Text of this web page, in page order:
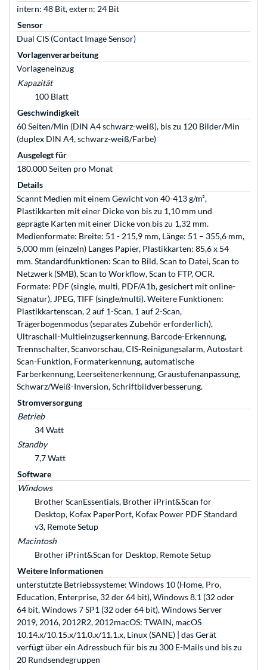
intern: 48 Bit, extern: 24 Bit
Sensor
Dual CIS (Contact Image Sensor)
Vorlagenverarbeitung
Vorlageneinzug
Kapazität
100 Blatt
Geschwindigkeit
60 Seiten/Min (DIN A4 schwarz-weiß), bis zu 120 Bilder/Min
(duplex DIN A4, schwarz-weiß/Farbe)
Ausgelegt für
180.000 Seiten pro Monat
Details
Scannt Medien mit einem Gewicht von 40-413 g/m²,
Plastikkarten mit einer Dicke von bis zu 1,10 mm und
geprägte Karten mit einer Dicke von bis zu 1,32 mm.
Medienformate: Breite: 51 - 215,9 mm, Länge: 51 – 355,6 mm,
5,000 mm (einzeln) Langes Papier, Plastikkarten: 85,6 x 54
mm. Standardfunktionen: Scan to Bild, Scan to Datei, Scan to
Netzwerk (SMB), Scan to Workflow, Scan to FTP, OCR.
Formate: PDF (single, multi, PDF/A1b, gesichert mit online-
Signatur), JPEG, TIFF (single/multi). Weitere Funktionen:
Plastikkartenscan, 2 auf 1-Scan, 1 auf 2-Scan,
Trägerbogenmodus (separates Zubehör erforderlich),
Ultraschall-Multieinzugserkennung, Barcode-Erkennung,
Trennschalter, Scanvorschau, CIS-Reinigungsalarm, Autostart
Scan-Funktion, Formaterkennung, automatische
Farberkennung, Leerseitenerkennung, Graustufenanpassung,
Schwarz/Weiß-Inversion, Schriftbildverbesserung.
Stromversorgung
Betrieb
34 Watt
Standby
7,7 Watt
Software
Windows
Brother ScanEssentials, Brother iPrint&Scan for
Desktop, Kofax PaperPort, Kofax Power PDF Standard
v3, Remote Setup
Macintosh
Brother iPrint&Scan for Desktop, Remote Setup
Weitere Informationen
unterstützte Betriebssysteme: Windows 10 (Home, Pro,
Education, Enterprise, 32 der 64 bit), Windows 8.1 (32 oder
64 bit, Windows 7 SP1 (32 oder 64 bit), Windows Server
2019, 2016, 2012R2, 2012macOS: TWAIN, macOS
10.14.x/10.15.x/11.0.x/11.1.x, Linux (SANE) | das Gerät
verfügt über ein Adressbuch für bis zu 300 E-Mails und bis zu
20 Rundsendegruppen